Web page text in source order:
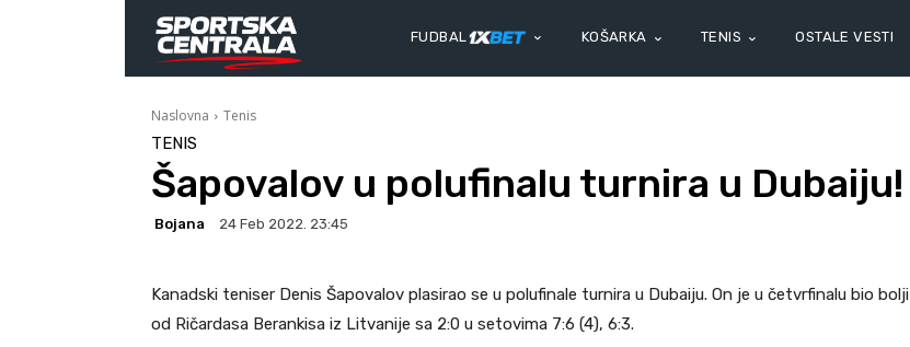
FUDBAL KOŠARKA TENIS OSTALE VESTI
Naslovna Tenis
TENIS
Šapovalov u polufinalu turnira u Dubaiju!
Bojana 24 Feb 2022. 23:45
Kanadski teniser Denis Šapovalov plasirao se u polufinale turnira u Dubaiju. On je u četvrfinalu bio bolji
od Ričardasa Berankisa iz Litvanije sa 2:0 u setovima 7:6 (4), 6:3.